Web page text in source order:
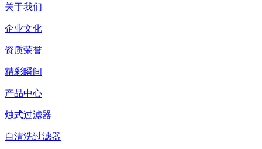
关于我们
企业文化
资质荣誉
精彩瞬间
产品中心
烛式过滤器
自清洗过滤器